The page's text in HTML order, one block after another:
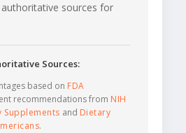
sources for
Sources:
based on FDA
recommendations from NIH
Supplements and Dietary
.